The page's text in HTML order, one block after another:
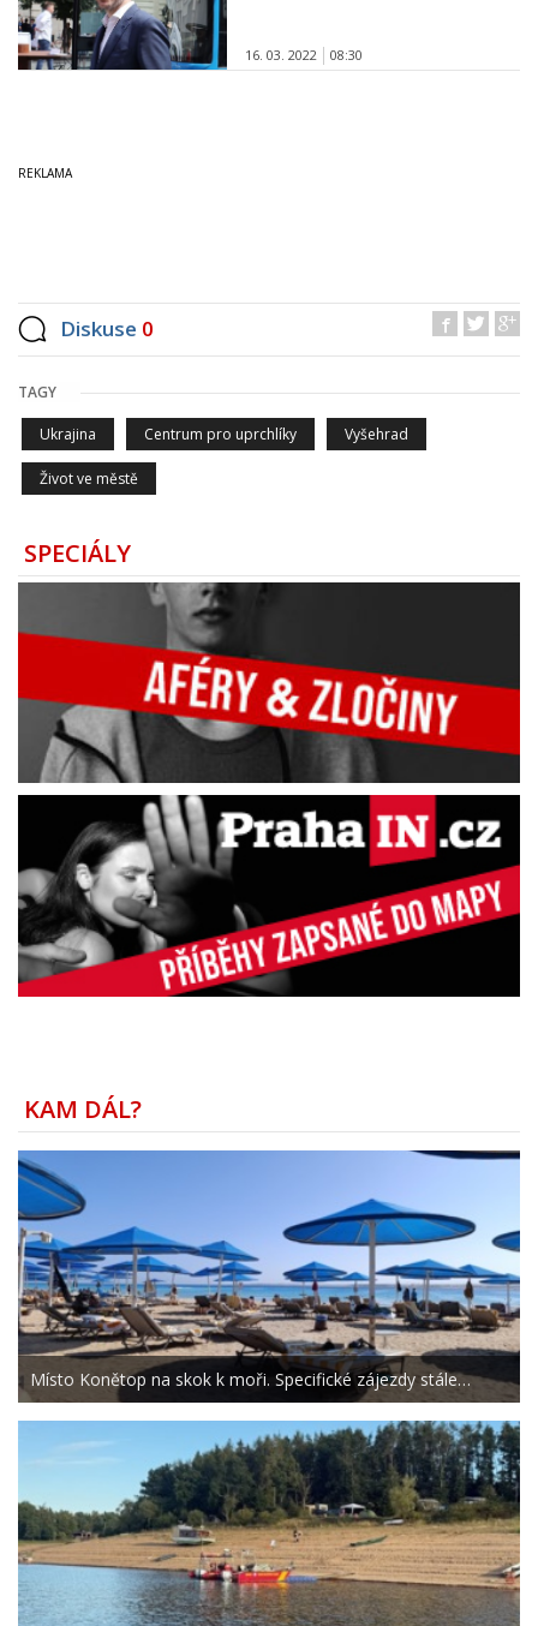
16. 03. 2022 08:30
Diskuse 0
TAGY
Ukrajina Centrum pro uprchlíky Vyšehrad
Život ve městě
SPECIÁLY
KAM DÁL?
Místo Konětop na skok k moři. Specifické zájezdy stále…